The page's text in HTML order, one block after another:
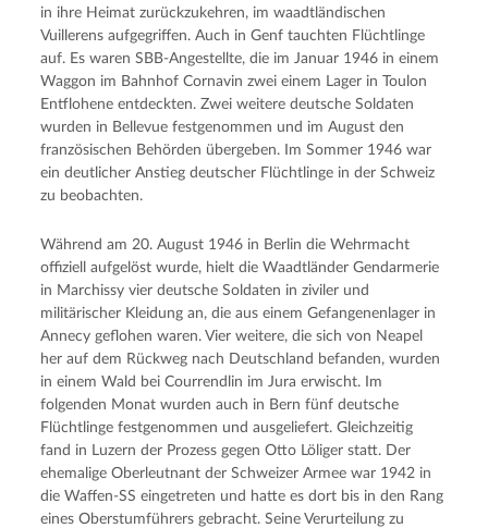
in ihre Heimat zurückzukehren, im waadtländischen
Vuillerens aufgegriffen. Auch in Genf tauchten Flüchtlinge
auf. Es waren SBB-Angestellte, die im Januar 1946 in einem
Waggon im Bahnhof Cornavin zwei einem Lager in Toulon
Entflohene entdeckten. Zwei weitere deutsche Soldaten
wurden in Bellevue festgenommen und im August den
französischen Behörden übergeben. Im Sommer 1946 war
ein deutlicher Anstieg deutscher Flüchtlinge in der Schweiz
zu beobachten.
Während am 20. August 1946 in Berlin die Wehrmacht
offiziell aufgelöst wurde, hielt die Waadtländer Gendarmerie
in Marchissy vier deutsche Soldaten in ziviler und
militärischer Kleidung an, die aus einem Gefangenenlager in
Annecy geflohen waren. Vier weitere, die sich von Neapel
her auf dem Rückweg nach Deutschland befanden, wurden
in einem Wald bei Courrendlin im Jura erwischt. Im
folgenden Monat wurden auch in Bern fünf deutsche
Flüchtlinge festgenommen und ausgeliefert. Gleichzeitig
fand in Luzern der Prozess gegen Otto Löliger statt. Der
ehemalige Oberleutnant der Schweizer Armee war 1942 in
die Waffen-SS eingetreten und hatte es dort bis in den Rang
eines Oberstumführers gebracht. Seine Verurteilung zu